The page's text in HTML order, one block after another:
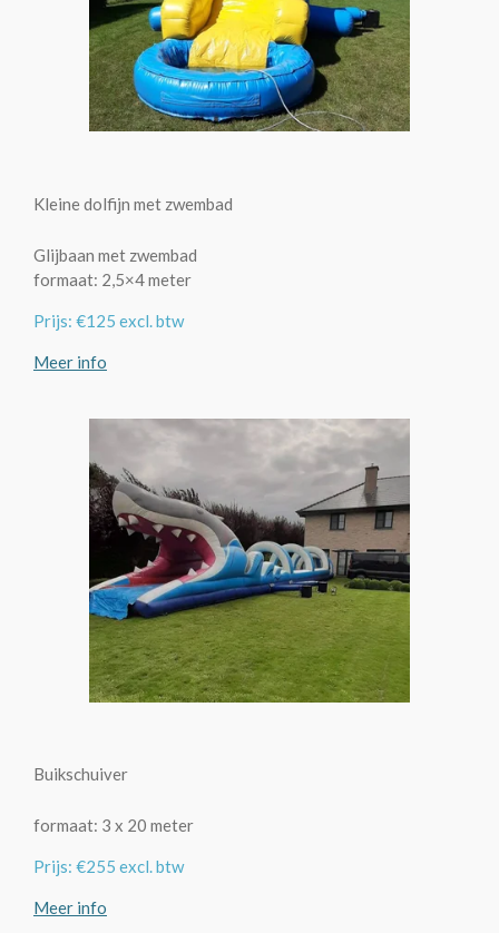
Kleine dolfijn met zwembad
Glijbaan met zwembad
formaat: 2,5×4 meter
Prijs: €125 excl. btw
Meer info
Buikschuiver
formaat: 3 x 20 meter
Prijs: €255 excl. btw
Meer info